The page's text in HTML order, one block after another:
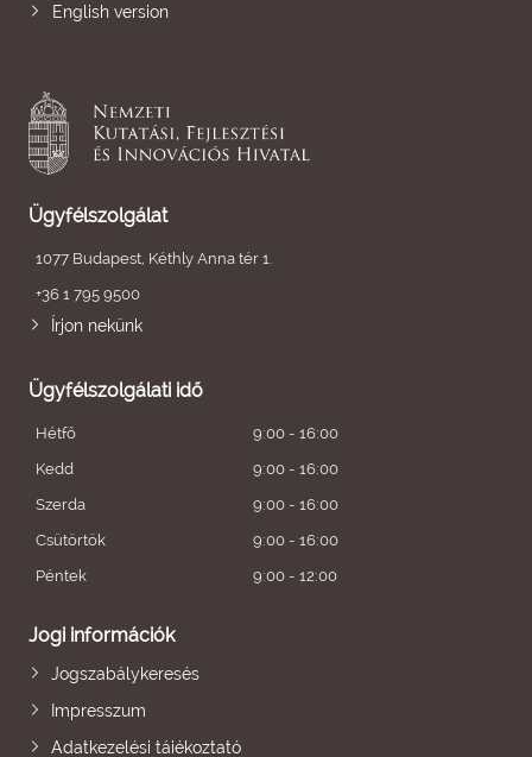
English version
Ügyfélszolgálat
1077 Budapest, Kéthly Anna tér 1.
+36 1 795 9500
Írjon nekünk
Ügyfélszolgálati idő
Hétfő
9:00 - 16:00
Kedd
9:00 - 16:00
Szerda
9:00 - 16:00
Csütörtök
9:00 - 16:00
Péntek
9:00 - 12:00
Jogi információk
Jogszabálykeresés
Impresszum
Adatkezelési tájékoztató